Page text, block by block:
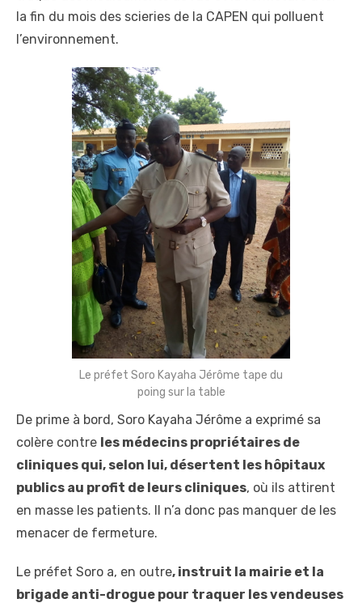
la fin du mois des scieries de la CAPEN qui polluent
l’environnement.
Le préfet Soro Kayaha Jérôme tape du
poing sur la table
De prime à bord, Soro Kayaha Jérôme a exprimé sa
colère contre les médecins propriétaires de
cliniques qui, selon lui, désertent les hôpitaux
publics au profit de leurs cliniques, où ils attirent
en masse les patients. Il n’a donc pas manquer de les
menacer de fermeture.
Le préfet Soro a, en outre, instruit la mairie et la
brigade anti-drogue pour traquer les vendeuses